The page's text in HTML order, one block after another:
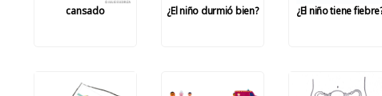
cansado ¿El niño durmió bien? ¿El niño tiene